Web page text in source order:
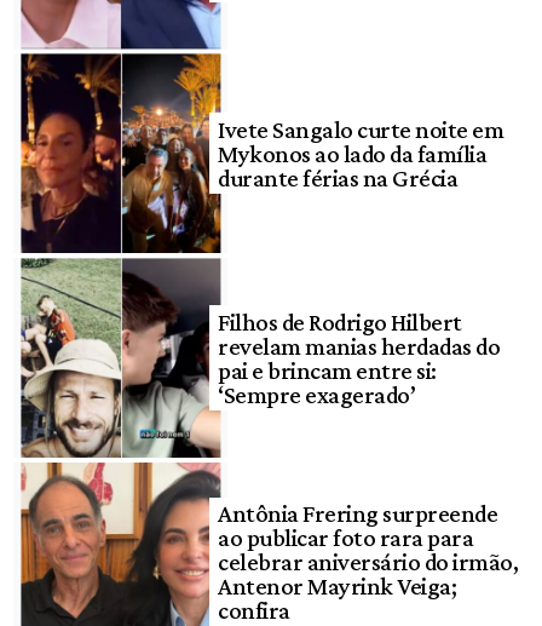
Ivete Sangalo curte noite em
Mykonos ao lado da família
durante férias na Grécia
Filhos de Rodrigo Hilbert
revelam manias herdadas do
pai e brincam entre si:
‘Sempre exagerado’
Antônia Frering surpreende
ao publicar foto rara para
celebrar aniversário do irmão,
Antenor Mayrink Veiga;
confira